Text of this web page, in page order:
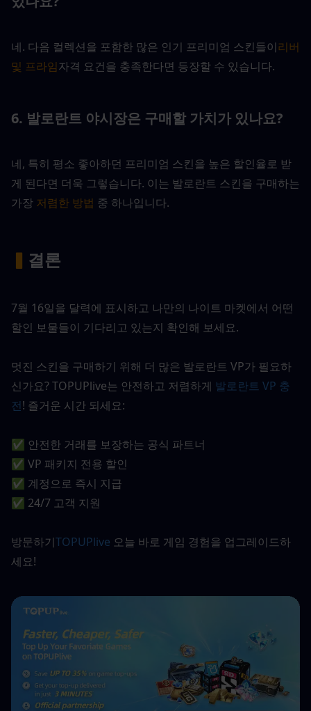
네. 다음 컬렉션을 포함한 많은 인기 프리미엄 스킨들이리버
및 프라임자격 요건을 충족한다면 등장할 수 있습니다.
6. 발로란트 야시장은 구매할 가치가 있나요?
네, 특히 평소 좋아하던 프리미엄 스킨을 높은 할인율로 받
게 된다면 더욱 그렇습니다. 이는 발로란트 스킨을 구매하는
가장 저렴한 방법 중 하나입니다.
▍ 결론
7월 16일을 달력에 표시하고 나만의 나이트 마켓에서 어떤
할인 보물들이 기다리고 있는지 확인해 보세요.
멋진 스킨을 구매하기 위해 더 많은 발로란트 VP가 필요하
신가요? TOPUPlive는 안전하고 저렴하게 발로란트 VP 충
전! 즐거운 시간 되세요:
✅ 안전한 거래를 보장하는 공식 파트너
✅ VP 패키지 전용 할인
✅ 계정으로 즉시 지급
✅ 24/7 고객 지원
방문하기TOPUPlive 오늘 바로 게임 경험을 업그레이드하
세요!